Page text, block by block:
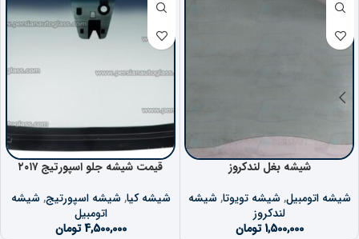
شیشه بغل لندکروز
شیشه اتومبیل,شیشه تویوتا,شیشه
لندکروز
1,500,000 تومان
قیمت شیشه جلو اسپورتیج ۲۰۱۷
شیشه کیا,شیشه اسپورتیج,شیشه
اتومبیل
4,500,000 تومان